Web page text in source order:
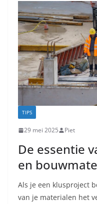
TIPS
29 mei 2025 Piet
De essentie
en
Als je een klusproject
van je materialen het